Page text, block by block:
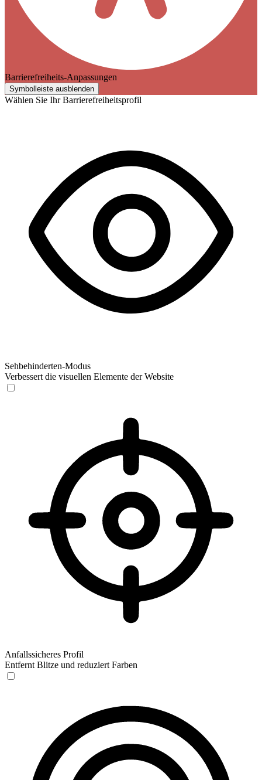
Barrierefreiheits-Anpassungen
Symbolleiste ausblenden
Wählen Sie Ihr Barrierefreiheitsprofil
Sehbehinderten-Modus
Verbessert die visuellen Elemente der Website
Anfallssicheres Profil
Entfernt Blitze und reduziert Farben